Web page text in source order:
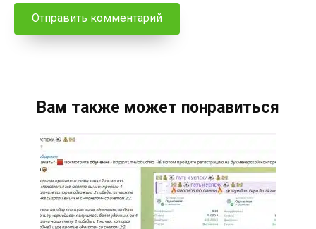
Вам также может понравиться